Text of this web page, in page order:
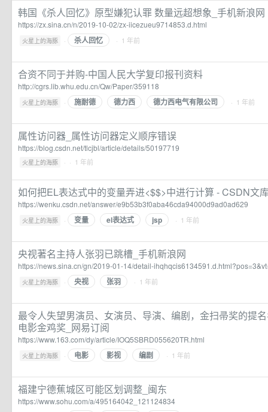
韩国《杀人回忆》原型嫌犯认罪 数量远超想象_手机新浪网
https://zx.sina.cn/n/2019-10-02/zx-iicezueu9714853.d.html
火星上的海豚 · 杀人回忆 · 1 年前
合资不同于并购-中国人民大学复印报刊资料
http://cgrs.lib.whu.edu.cn/Qw/Paper/359118
火星上的海豚 · 施耐德 德力西 德力西电气有限公司 · 1 年前
属性访问器_属性访问器定义顺序错误
https://blog.csdn.net/tlcjbl/article/details/50197719
火星上的海豚 · · 1 年前
如何把EL表达式中的变量弄进<$$>中进行计算 - CSDN文
https://wenku.csdn.net/answer/e9b53b3f0aba46cda94000d9ad0ad629
火星上的海豚 · 变量 el表达式 jsp · 1 年前
央视著名主持人张羽已跳槽_手机新浪网
https://news.sina.cn/gn/2019-01-14/detail-
火星上的海豚 · 央视 张羽 · 1 年前
最令人失望男演员、女演员、导演、编剧，金扫帚奖的提
电影金鸡奖_网易订阅
https://www.163.com/dy/article/IOQ5SBRD055620TR.html
火星上的海豚 · 电影 影视 编剧 · 1 年前
福建宁德蕉城区可能区划调整_闽东
https://www.sohu.com/a/495164042_121124834